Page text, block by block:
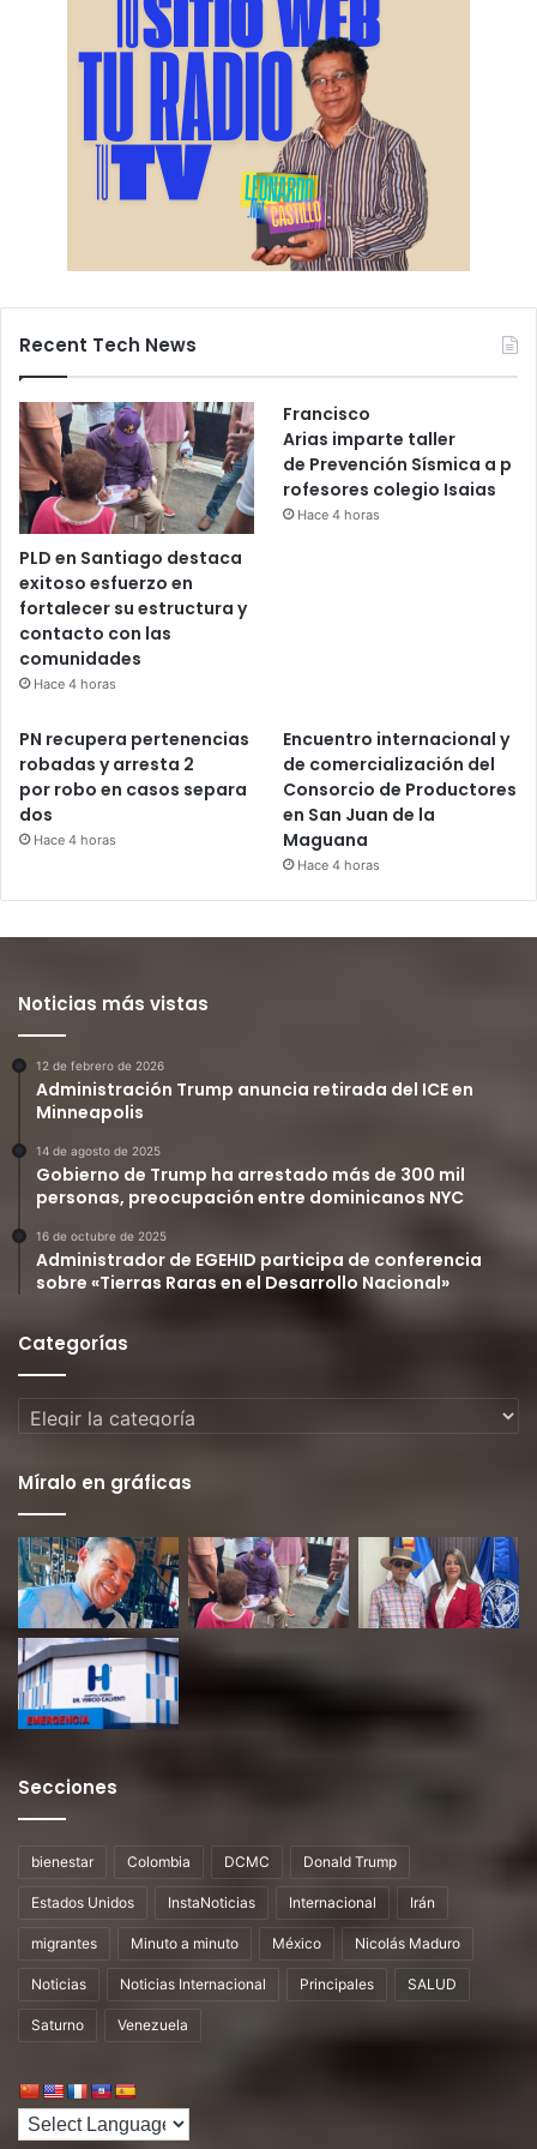
Recent Tech News
PLD en Santiago destaca
exitoso esfuerzo en
fortalecer su estructura y
contacto con las
comunidades
Hace 4 horas
Francisco
Arias imparte taller
de Prevención Sísmica a p
rofesores colegio Isaias
Hace 4 horas
PN recupera pertenencias
robadas y arresta 2
por robo en casos separa
dos
Hace 4 horas
Encuentro internacional y
de comercialización del
Consorcio de Productores
en San Juan de la
Maguana
Hace 4 horas
Noticias más vistas
12 de febrero de 2026
Administración Trump anuncia retirada del ICE en
Minneapolis
14 de agosto de 2025
Gobierno de Trump ha arrestado más de 300 mil
personas, preocupación entre dominicanos NYC
16 de octubre de 2025
Administrador de EGEHID participa de conferencia
sobre «Tierras Raras en el Desarrollo Nacional»
Categorías
Categorías
Míralo en gráficas
Secciones
bienestar Colombia DCMC Donald Trump
Estados Unidos InstaNoticias Internacional Irán
migrantes Minuto a minuto México Nicolás Maduro
Noticias Noticias Internacional Principales SALUD
Saturno Venezuela